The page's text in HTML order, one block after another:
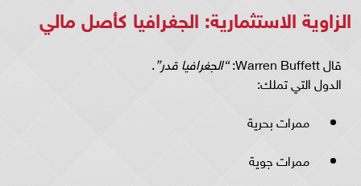
الزاوية الاستثمارية: الجغرافيا كأصل مالي
قال Warren Buffett: “الجغرافيا قدر”.
الدول التي تملك:
ممرات بحرية
ممرات جوية